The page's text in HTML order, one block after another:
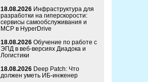
18.08.2026 Инфраструктура для
разработки на гиперскорости:
сервисы самообслуживания и
MCP в HyperDrive
18.08.2026 Обучение по работе с
ЭПД в веб-версиях Диадока и
Логистики
18.08.2026 Deep Patch: Что
должен уметь ИБ-инженер